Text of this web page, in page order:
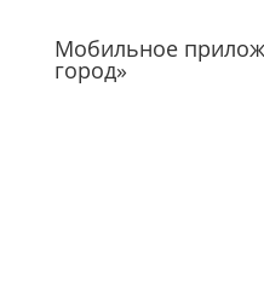
Мобильное
город»